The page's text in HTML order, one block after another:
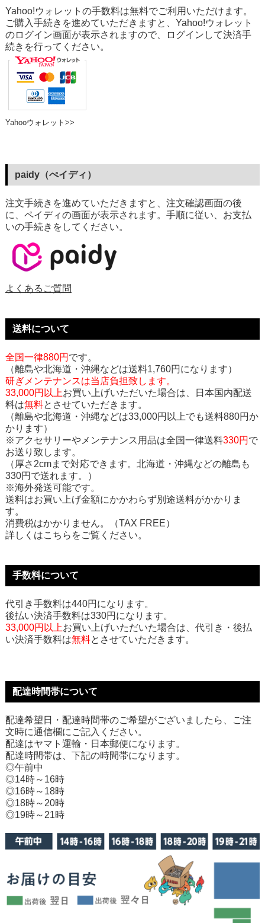
Yahoo!ウォレットの手数料は無料でご利用いただけます。
ご購入手続きを進めていただきますと、Yahoo!ウォレット
のログイン画面が表示されますので、ログインして決済手
続きを行ってください。
Yahooウォレット>>
paidy（ぺイディ）
注文手続きを進めていただきますと、注文確認画面の後
に、ペイディの画面が表示されます。手順に従い、お支払
いの手続きをしてください。
よくあるご質問
送料について
全国一律880円 です。
（離島や北海道・沖縄などは送料1,760円になります）
研ぎメンテナンスは当店負担致します。
33,000円以上お買い上げいただいた場合は、日本国内配送
料は無料とさせていただきます。
（離島や北海道・沖縄などは33,000円以上でも送料880円か
かります）
※アクセサリーやメンテナンス用品は全国一律送料330円 で
お送り致します。
（厚さ2cmまで対応できます。北海道・沖縄などの離島も
330円で送れます。）
※海外発送可能です。
送料はお買い上げ金額にかかわらず別途送料がかかりま
す。
消費税はかかりません。（TAX FREE）
詳しくはこちらをご覧ください。
手数料について
代引き手数料は440円になります。
後払い決済手数料は330円になります。
33,000円以上お買い上げいただいた場合は、代引き・後払
い決済手数料は無料とさせていただきます。
配達時間帯について
配達希望日・配達時間帯のご希望がございましたら、ご注
文時に通信欄にご記入ください。
配達はヤマト運輸・日本郵便になります。
配達時間帯は、下記の時間帯になります。
◎午前中
◎14時～16時
◎16時～18時
◎18時～20時
◎19時～21時